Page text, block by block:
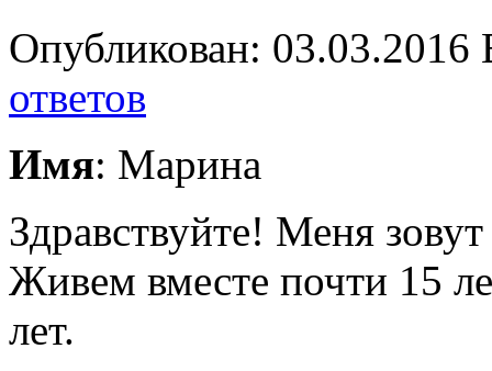
Опубликован:
ответов
Имя: Марина
Здравствуйте! Меня
Живем вместе почти 15
лет.